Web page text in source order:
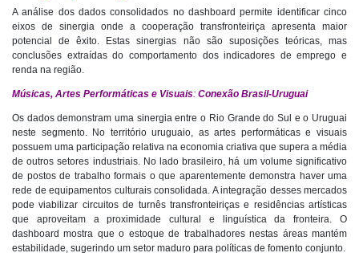
A análise dos dados consolidados no dashboard permite identificar cinco
eixos de sinergia onde a cooperação transfronteiriça apresenta maior
potencial de êxito. Estas sinergias não são suposições teóricas, mas
conclusões extraídas do comportamento dos indicadores de emprego e
renda na região.
Músicas, Artes Performáticas e Visuais: Conexão Brasil-Uruguai
Os dados demonstram uma sinergia entre o Rio Grande do Sul e o Uruguai
neste segmento. No território uruguaio, as artes performáticas e visuais
possuem uma participação relativa na economia criativa que supera a média
de outros setores industriais. No lado brasileiro, há um volume significativo
de postos de trabalho formais o que aparentemente demonstra haver uma
rede de equipamentos culturais consolidada. A integração desses mercados
pode viabilizar circuitos de turnês transfronteiriças e residências artísticas
que aproveitam a proximidade cultural e linguística da fronteira. O
dashboard mostra que o estoque de trabalhadores nestas áreas mantém
estabilidade, sugerindo um setor maduro para políticas de fomento conjunto.